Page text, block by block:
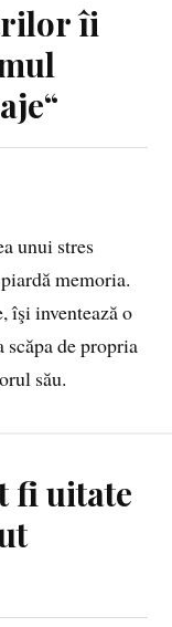
îi
unui stres
memoria.
îşi inventează o
scăpa de propria
său.
fi uitate